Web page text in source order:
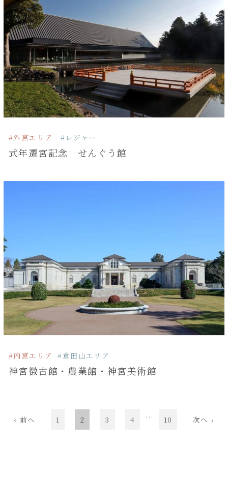
#外宮エリア #レジャー
式年遷宮記念 せんぐう館
#内宮エリア #倉田山エリア
神宮徴古館・農業館・神宮美術館
‹ 前へ 1 2 3 4 ... 10 次へ ›